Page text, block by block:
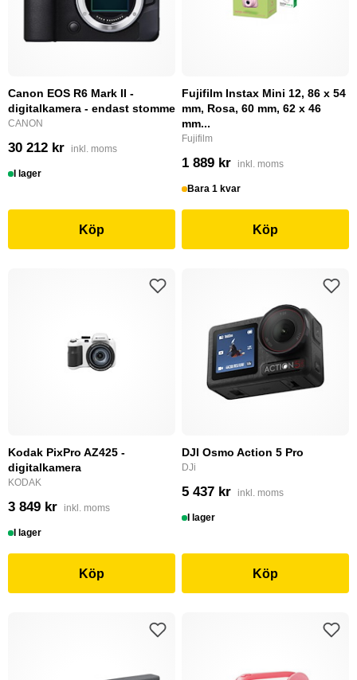
Canon EOS R6 Mark II -
digitalkamera - endast stomme
CANON
30 212 kr inkl. moms
I lager
Köp
Fujifilm Instax Mini 12, 86 x 54
mm, Rosa, 60 mm, 62 x 46
mm...
Fujifilm
1 889 kr inkl. moms
Bara 1 kvar
Köp
Kodak PixPro AZ425 -
digitalkamera
KODAK
3 849 kr inkl. moms
I lager
Köp
DJI Osmo Action 5 Pro
DJi
5 437 kr inkl. moms
I lager
Köp